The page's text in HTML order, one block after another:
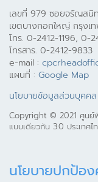
เลขที่ 979 ซอยจรัญสนิ
เขตบางกอกใหญ่ กรุงเ
โทร. 0-2412-1196, 0-
โทรสาร. 0-2412-9833
e-mail :
แผนที่ : Google Map
นโยบายข้อมูลส่วนบุคคล
Copyright © 2021 ศูนย์
แบบเดียวกัน 3.0 ประเทศไ
นโยบายปกป้อ